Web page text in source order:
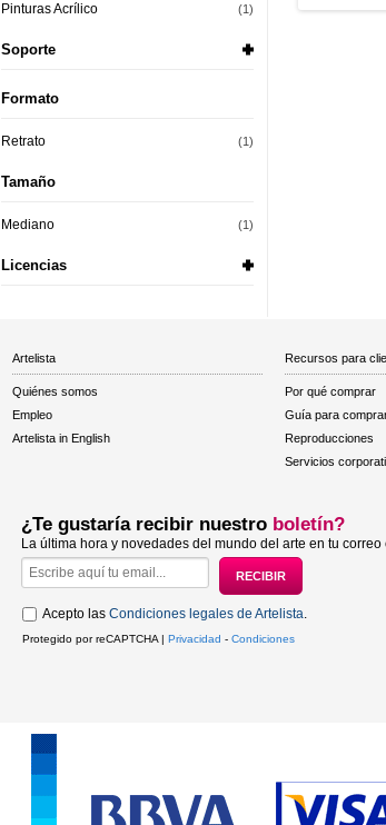
Pinturas Acrílico (1)
Soporte
Formato
Retrato (1)
Tamaño
Mediano (1)
Licencias
Artelista
Quiénes somos
Empleo
Artelista in English
Recursos para
Por qué comprar
Guía para
Reproducciones
Servicios
¿Te gustaría recibir nuestro boletín?
La última hora y novedades del mundo del arte en tu
Acepto las Condiciones legales de Artelista.
Protegido por reCAPTCHA | Privacidad - Condiciones